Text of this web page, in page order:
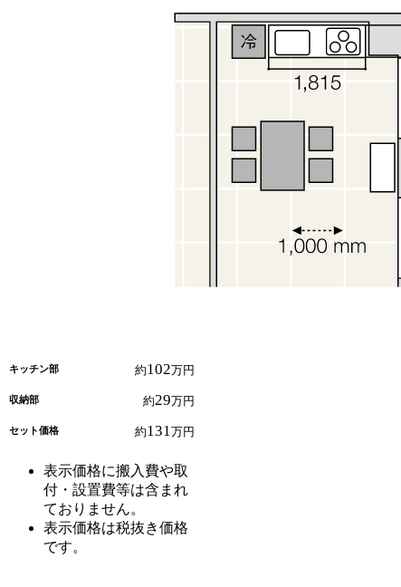
キッチン部 約102万円
収納部 約29万円
セット価格 約131万円
表示価格に搬入費や取
付・設置費等は含まれ
ておりません。
表示価格は税抜き価格
です。